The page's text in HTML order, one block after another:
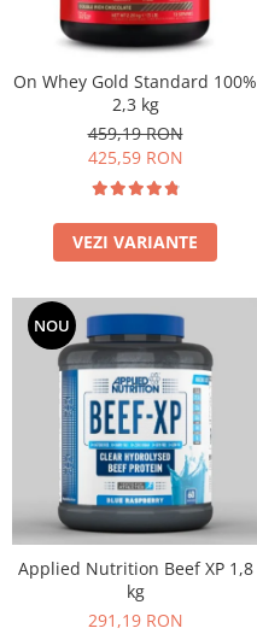
On Whey Gold Standard 100%
2,3 kg
459,19 RON
425,59 RON
VEZI VARIANTE
NOU
Applied Nutrition Beef XP 1,8
kg
291,19 RON